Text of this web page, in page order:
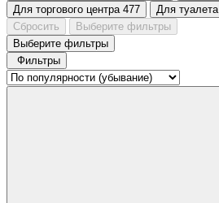
Для торгового центра 477 Для туалета
Сбросить
Выберите фильтры
Выберите фильтры
Фильтры